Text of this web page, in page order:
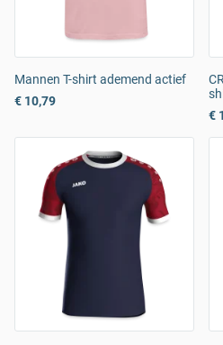
Mannen T-shirt ademend actief
€ 10,79
€